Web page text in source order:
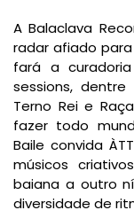
A Balaclava
radar afiado
fará a
sessions,
Terno Rei e
fazer todo
Baile convida
músicos
baiana a outro
diversidade de